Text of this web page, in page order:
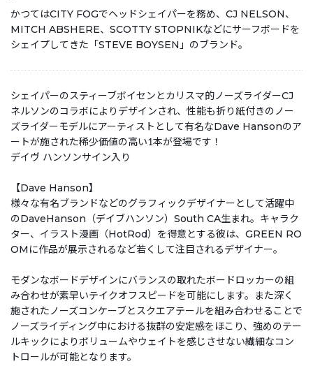
ッキラップ サー
フボードケース
かつてはCITY FOGでヘッドシェイパーを務め、CJ NELSON、
MITCH ABSHERE、SCOTTY STOPNIKなどにサーフボードを
シェイプしてきた「STEVE BOYSEN」のブランド。
シェイパーのスティーブボイセンとカリスマ的ノーズライダーCJ
ネルソンのコラボによりデザインされ、性能も折り紙付きのノー
ズライダーモデルにアーティストとして有名なDave Hansonのア
ートが施された稀少価値の高い1本が登場です！
デイヴ ハンソンサイン入り
【Dave Hanson】
様々な有名ブランドなどのグラフィックデザイナーとして活躍中
のDaveHanson（デイブハンソン）South CA生まれ。キャラク
ター、イラスト漫画（HotRod）を得意とする彼は、GREEN RO
OMに作品が展示されるなど若くして注目されるデザイナー。
モダンなボードデザインにバランスの取れたボードロッカーの組
み合わせが素早いテイクオフスピードを可能にします。また深く
施されたノーズコンケーブとスクエアテールを組み合わせることで
ノーズライディング中における抜群の安定感をほこり、強めのテー
ルキックによりボリュームやウェイトを感じさせない繊細なコン
トロールが可能となります。